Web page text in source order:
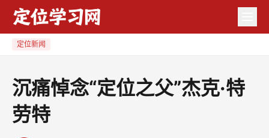
父”
定位新闻
沉痛悼念“定位之父”杰克·特
劳特